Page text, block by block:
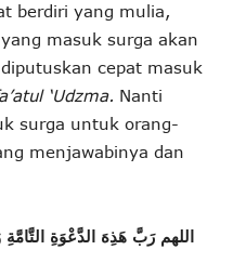
berdiri yang mulia,
masuk surga akan
cepat masuk
‘Udzma. Nanti
surga untuk orang-
menjawabinya dan
اللهم رَبَّ هَذِهَ الدَّعْوَةِ